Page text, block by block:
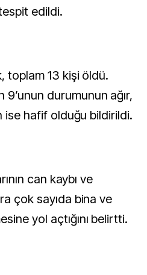
edildi.
toplam 13 kişi öldü.
durumunun ağır,
ise hafif olduğu bildirildi.
can kaybı ve
çok sayıda bina ve
yol açtığını belirtti.